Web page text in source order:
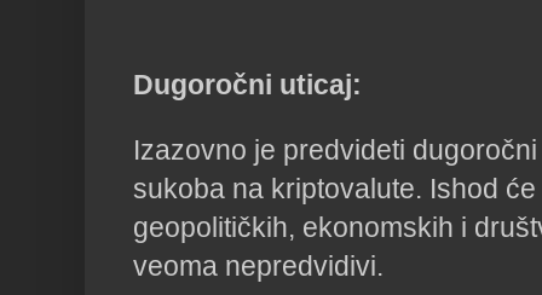
Dugoročni uticaj:
Izazovno je predvideti
sukoba na kriptovalute. Ishod
geopolitičkih, ekonomskih i
veoma nepredvidivi.